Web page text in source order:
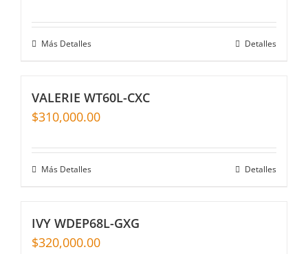
Más Detalles Detalles
VALERIE WT60L-CXC
$310,000.00
Más Detalles Detalles
IVY WDEP68L-GXG
$320,000.00